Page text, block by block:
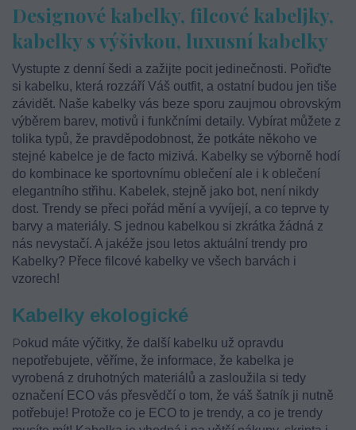
Designové kabelky, filcové kabeljky,
kabelky s výšivkou, luxusní kabelky
Vystupte z denní šedi a zažijte pocit jedinečnosti. Pořiďte
si kabelku, která rozzáří Váš outfit, a ostatní budou jen tiše
závidět. Naše kabelky vás beze sporu zaujmou obrovským
výběrem barev, motivů i funkčními detaily. Vybírat můžete z
tolika typů, že pravděpodobnost, že potkáte někoho ve
stejné kabelce je de facto mizivá. Kabelky se výborně hodí
do kombinace ke sportovnímu oblečení ale i k oblečení
elegantního střihu. Kabelek, stejně jako bot, není nikdy
dost. Trendy se přeci pořád mění a vyvíjejí, a co teprve ty
barvy a materiály. S jednou kabelkou si zkrátka žádná z
nás nevystačí. A jakéže jsou letos aktuální trendy pro
Kabelky? Přece filcové kabelky ve všech barvách i
vzorech!
Kabelky ekologické
Pokud máte výčitky, že další kabelku už opravdu
nepotřebujete, věříme, že informace, že kabelka je
vyrobená z druhotných materiálů a zasloužila si tedy
označení ECO vás přesvědčí o tom, že váš šatník ji nutně
potřebuje! Protože co je ECO to je trendy, a co je trendy